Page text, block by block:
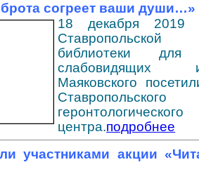
согреет ваши души…»
18 декабря 2019
библиотеки
Маяковского
геронтологического
центра.подробнее
участниками акции